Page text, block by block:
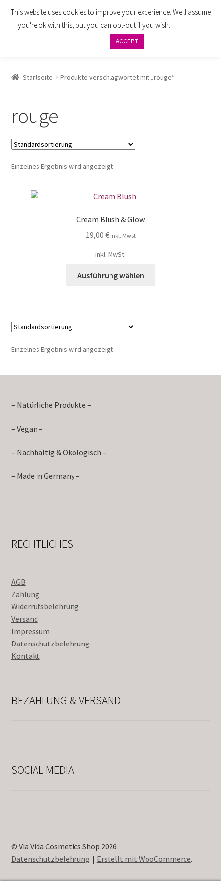
Zur
Navigation
Zum
Inhalt
Widerrufsbelehrung
Versand
Impressum
Datenschutzbelehrung
Startseite Produkte verschlagwortet mit „rouge“
rouge
Einzelnes Ergebnis wird angezeigt
Cream Blush & Glow
19,00 € inkl. Mwst
inkl. MwSt.
Ausführung wählen
Einzelnes Ergebnis wird angezeigt
– Natürliche Produkte –
– Vegan –
– Nachhaltig & Ökologisch –
– Made in Germany –
RECHTLICHES
AGB
Zahlung
Widerrufsbelehrung
Versand
Impressum
Datenschutzbelehrung
Kontakt
BEZAHLUNG & VERSAND
SOCIAL MEDIA
© Via Vida Cosmetics Shop 2026
Datenschutzbelehrung
Erstellt mit WooCommerce.
This website uses cookies to improve your experience. We'll assume
you're ok with this, but you can opt-out if you wish.
ACCEPT